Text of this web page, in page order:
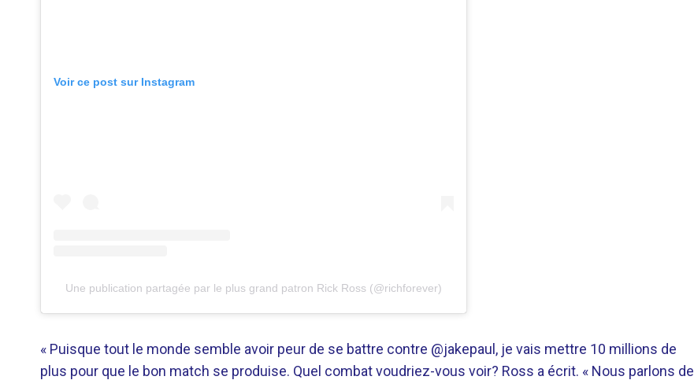
Voir ce post sur Instagram
Une publication partagée par le plus grand patron Rick Ross (@richforever)
« Puisque tout le monde semble avoir peur de se battre contre @jakepaul, je vais mettre 10 millions de
plus pour que le bon match se produise. Quel combat voudriez-vous voir? Ross a écrit. « Nous parlons de